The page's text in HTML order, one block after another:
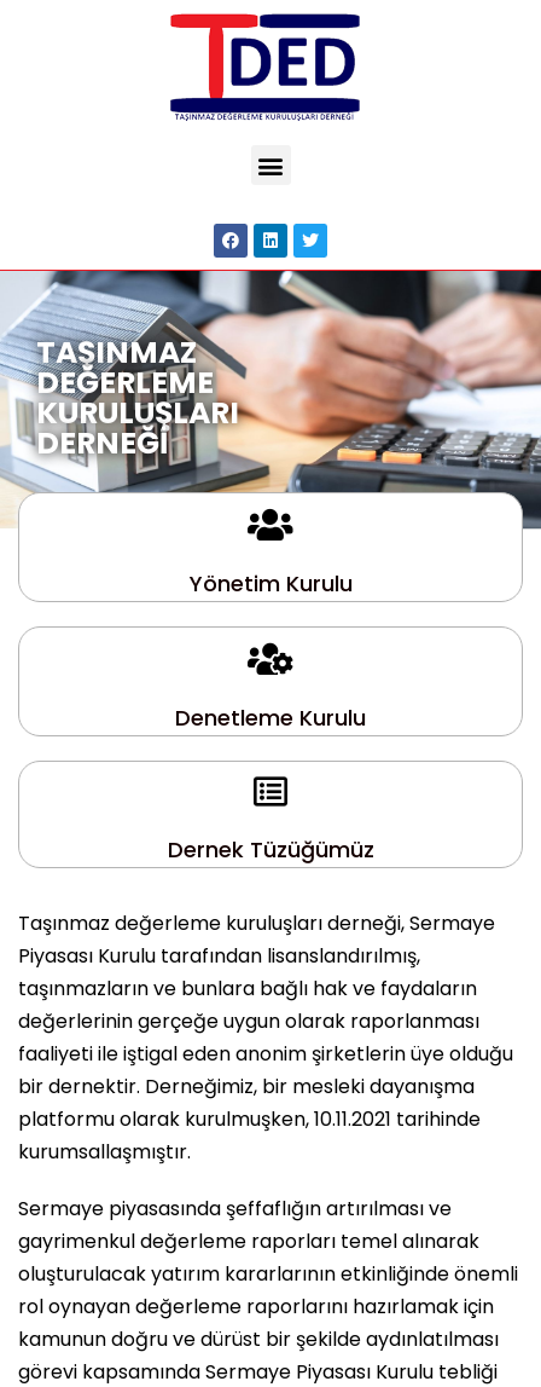
TAŞINMAZ
DEĞERLEME
KURULUŞLARI
DERNEĞİ
Yönetim Kurulu
Denetleme Kurulu
Dernek Tüzüğümüz
Taşınmaz değerleme kuruluşları derneği, Sermaye
Piyasası Kurulu tarafından lisanslandırılmış,
taşınmazların ve bunlara bağlı hak ve faydaların
değerlerinin gerçeğe uygun olarak raporlanması
faaliyeti ile iştigal eden anonim şirketlerin üye olduğu
bir dernektir. Derneğimiz, bir mesleki dayanışma
platformu olarak kurulmuşken, 10.11.2021 tarihinde
kurumsallaşmıştır.
Sermaye piyasasında şeffaflığın artırılması ve
gayrimenkul değerleme raporları temel alınarak
oluşturulacak yatırım kararlarının etkinliğinde önemli
rol oynayan değerleme raporlarını hazırlamak için
kamunun doğru ve dürüst bir şekilde aydınlatılması
görevi kapsamında Sermaye Piyasası Kurulu tebliği